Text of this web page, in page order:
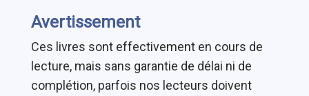
Avertissement
Ces livres sont effectivement en cours de
lecture, mais sans garantie de délai ni de
complétion, parfois nos lecteurs doivent